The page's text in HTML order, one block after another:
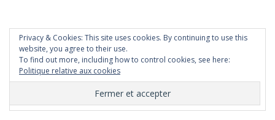
Privacy & Cookies: This site uses cookies. By continuing to use this
website, you agree to their use.
To find out more, including how to control cookies, see here:
Politique relative aux cookies